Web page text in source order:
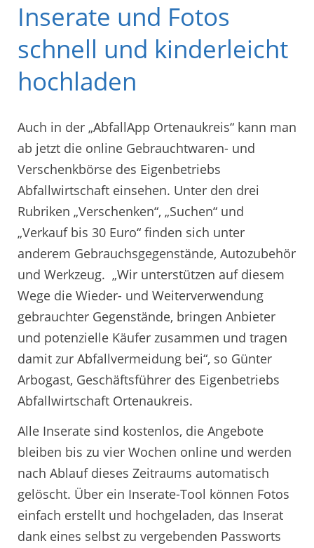
Inserate und Fotos
schnell und kinderleicht
hochladen
Auch in der „AbfallApp Ortenaukreis“ kann man
ab jetzt die online Gebrauchtwaren- und
Verschenkbörse des Eigenbetriebs
Abfallwirtschaft einsehen. Unter den drei
Rubriken „Verschenken“, „Suchen“ und
„Verkauf bis 30 Euro“ finden sich unter
anderem Gebrauchsgegenstände, Autozubehör
und Werkzeug. „Wir unterstützen auf diesem
Wege die Wieder- und Weiterverwendung
gebrauchter Gegenstände, bringen Anbieter
und potenzielle Käufer zusammen und tragen
damit zur Abfallvermeidung bei“, so Günter
Arbogast, Geschäftsführer des Eigenbetriebs
Abfallwirtschaft Ortenaukreis.
Alle Inserate sind kostenlos, die Angebote
bleiben bis zu vier Wochen online und werden
nach Ablauf dieses Zeitraums automatisch
gelöscht. Über ein Inserate-Tool können Fotos
einfach erstellt und hochgeladen, das Inserat
dank eines selbst zu vergebenden Passworts